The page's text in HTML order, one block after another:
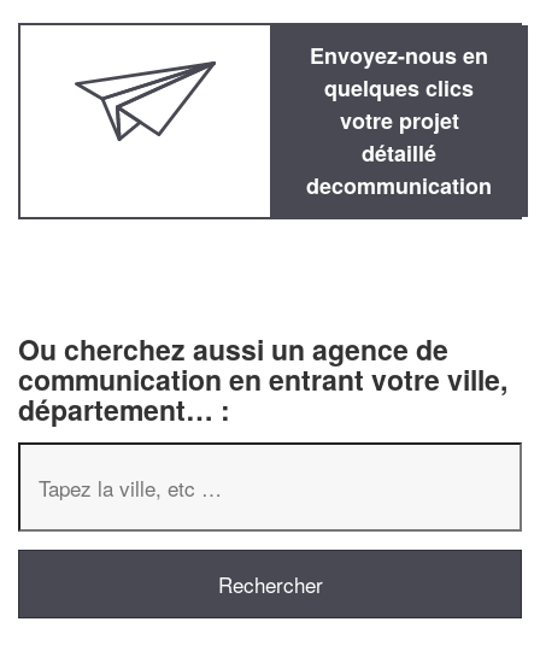
Envoyez-nous en
quelques clics
votre projet
détaillé
decommunication
Ou cherchez aussi un agence de
communication en entrant votre ville,
département… :